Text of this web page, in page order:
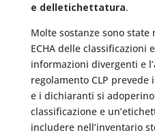
e delletichettatura.
Molte sostanze sono state
ECHA delle classificazioni
informazioni divergenti e
regolamento CLP
e i dichiaranti si
classificazione e
includere nell’inventario